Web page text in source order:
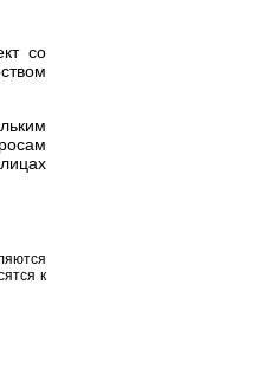
со
к